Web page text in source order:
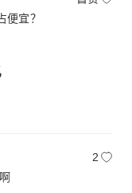
便宜？
2